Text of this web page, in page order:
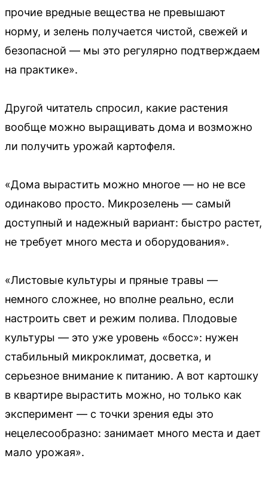
прочие вредные вещества не превышают
норму, и зелень получается чистой, свежей и
безопасной — мы это регулярно подтверждаем
на практике».
Другой читатель спросил, какие растения
вообще можно выращивать дома и возможно
ли получить урожай картофеля.
«Дома вырастить можно многое — но не все
одинаково просто. Микрозелень — самый
доступный и надежный вариант: быстро растет,
не требует много места и оборудования».
«Листовые культуры и пряные травы —
немного сложнее, но вполне реально, если
настроить свет и режим полива. Плодовые
культуры — это уже уровень «босс»: нужен
стабильный микроклимат, досветка, и
серьезное внимание к питанию. А вот картошку
в квартире вырастить можно, но только как
эксперимент — с точки зрения еды это
нецелесообразно: занимает много места и дает
мало урожая».